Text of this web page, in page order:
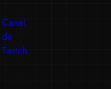
Canal
de
Twitch